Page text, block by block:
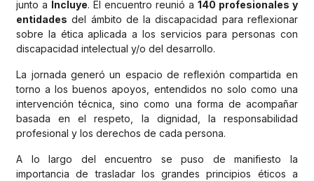
junto a Incluye. El encuentro reunió a 140 profesionales y
entidades del ámbito de la discapacidad para reflexionar
sobre la ética aplicada a los servicios para personas con
discapacidad intelectual y/o del desarrollo.
La jornada generó un espacio de reflexión compartida en
torno a los buenos apoyos, entendidos no solo como una
intervención técnica, sino como una forma de acompañar
basada en el respeto, la dignidad, la responsabilidad
profesional y los derechos de cada persona.
A lo largo del encuentro se puso de manifiesto la
importancia de trasladar los grandes principios éticos a